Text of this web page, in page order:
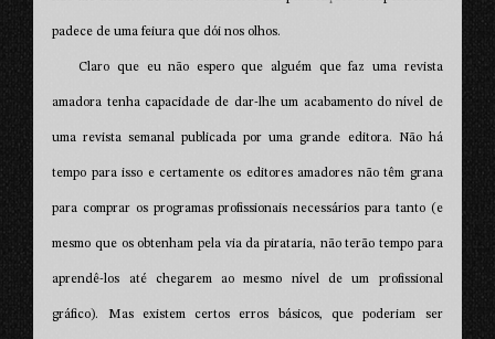
padece de uma feiura que dói nos olhos.
Claro que eu não espero que alguém que faz uma revista
amadora tenha capacidade de dar-lhe um acabamento do nível de
uma revista semanal publicada por uma grande editora. Não há
tempo para isso e certamente os editores amadores não têm grana
para comprar os programas profissionais necessários para tanto (e
mesmo que os obtenham pela via da pirataria, não terão tempo para
aprendê-los até chegarem ao mesmo nível de um profissional
gráfico). Mas existem certos erros básicos, que poderiam ser